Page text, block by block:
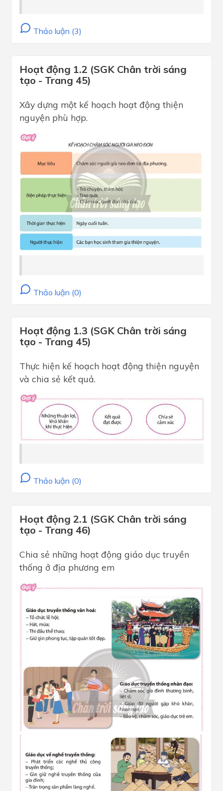
Thảo luận (3)
Hoạt động 1.2 (SGK Chân trời sáng
tạo - Trang 45)
Xây dựng một kế hoạch hoạt động thiện
nguyện phù hợp.
Thảo luận (0)
Hoạt động 1.3 (SGK Chân trời sáng
tạo - Trang 45)
Thực hiện kế hoạch hoạt động thiện nguyện
và chia sẻ kết quả.
Thảo luận (0)
Hoạt động 2.1 (SGK Chân trời sáng
tạo - Trang 46)
Chia sẻ những hoạt động giáo dục truyền
thống ở địa phương em